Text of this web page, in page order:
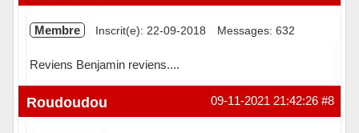
Membre Inscrit(e): 22-09-2018 Messages: 632
Reviens Benjamin reviens....
Hors ligne #8
09-11-2021 21:42:26
Roudoudou